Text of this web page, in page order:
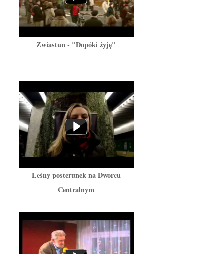
Zwiastun - "Dopóki żyję"
Leśny posterunek na Dworcu
Centralnym